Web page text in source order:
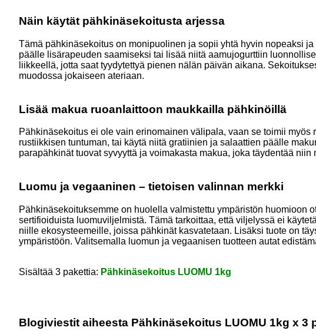
Näin käytät pähkinäsekoitusta arjessa
Tämä pähkinäsekoitus on monipuolinen ja sopii yhtä hyvin nopeaksi
päälle lisärapeuden saamiseksi tai lisää niitä aamujogurttiin
liikkeellä, jotta saat tyydytettyä pienen nälän päivän aikana.
muodossa jokaiseen ateriaan.
Lisää makua ruoanlaittoon maukkailla pähkinöillä
Pähkinäsekoitus ei ole vain erinomainen välipala, vaan se toimii
rustiikkisen tuntuman, tai käytä niitä gratiinien ja salaattien päälle
parapähkinät tuovat syvyyttä ja voimakasta makua, joka täydentää
Luomu ja vegaaninen – tietoisen valinnan merkki
Pähkinäsekoituksemme on huolella valmistettu ympäristön huomioon
sertifioiduista luomuviljelmistä. Tämä tarkoittaa, että viljelyssä ei
niille ekosysteemeille, joissa pähkinät kasvatetaan. Lisäksi tuote on
ympäristöön. Valitsemalla luomun ja vegaanisen tuotteen autat
Sisältää 3 pakettia: Pähkinäsekoitus LUOMU 1kg
Blogiviestit aiheesta Pähkinäsekoitus LUOMU 1kg x 3